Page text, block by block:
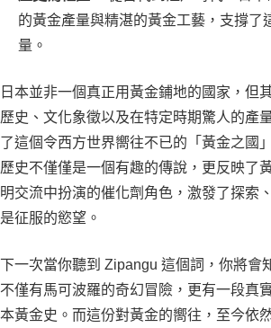
的黃金產量與精湛的黃金工藝，支撐了
量。
日本並非一個真正用黃金鋪地的國家，但
歷史、文化象徵以及在特定時期驚人的產
了這個令西方世界嚮往不已的「黃金之國
歷史不僅僅是一個有趣的傳說，更反映了
明交流中扮演的催化劑角色，激發了探索
是征服的慾望。
下一次當你聽到 Zipangu 這個詞，你將會
不僅有馬可波羅的奇幻冒險，更有一段真
本黃金史。而這份對黃金的嚮往，至今依